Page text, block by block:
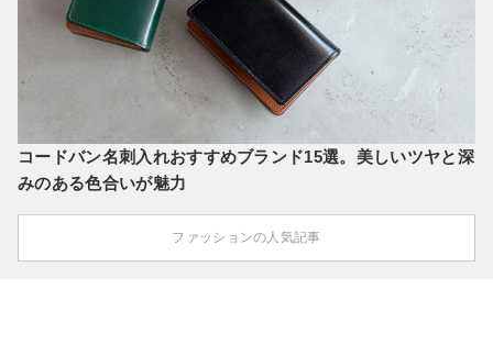
コードバン名刺入れおすすめブランド15選。美しいツヤと深
みのある色合いが魅力
ファッションの人気記事